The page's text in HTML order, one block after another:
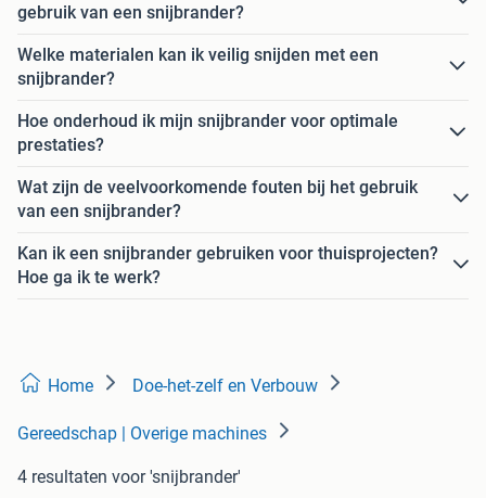
gebruik van een snijbrander?
Welke materialen kan ik veilig snijden met een
snijbrander?
Hoe onderhoud ik mijn snijbrander voor optimale
prestaties?
Wat zijn de veelvoorkomende fouten bij het gebruik
van een snijbrander?
Kan ik een snijbrander gebruiken voor thuisprojecten?
Hoe ga ik te werk?
Home Doe-het-zelf en Verbouw
Gereedschap | Overige machines
4 resultaten voor 'snijbrander'